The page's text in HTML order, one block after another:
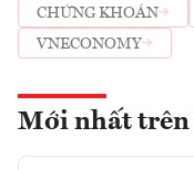
CHỨNG KHOÁN
VNECONOMY
Mới nhất trên